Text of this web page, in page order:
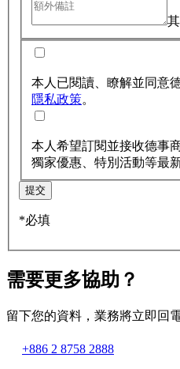
本人已閱讀、瞭解並同意
隱私政策。
本人希望訂閱並接收德事
獨家優惠、特別活動等最新
提交
*必填
需要更多協助？
留下您的資料，業務將立即回
+886 2 8758 2888